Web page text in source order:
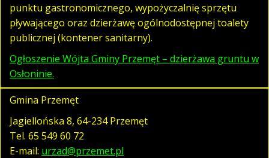
punktu gastronomicznego, wypożyczalnię sprzętu
pływającego oraz dzierżawę ogólnodostępnej toalety
publicznej (kontener sanitarny).
Ogłoszenie Wójta Gminy Przemęt – dzierżawa gruntu w
Osłoninie.
Gmina Przemęt
Jagiellońska 8, 64-234 Przemęt
Tel. 65 549 60 72
E-mail: urzad@przemet.pl